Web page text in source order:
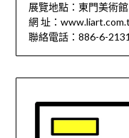
展覽地點：東門美術
網 址：
聯絡電話：886-6-